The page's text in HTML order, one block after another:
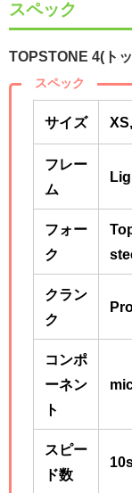
スペック
TOPSTONE 4(ト
スペック
サイズ
フレー
ム
フォー
ク
クラン
ク
コンポ
ーネン
ト
スピー
ド数